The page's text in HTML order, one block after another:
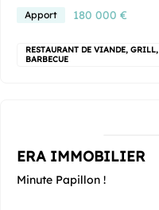
Apport 180 000 €
RESTAURANT DE VIANDE, GRILL,
BARBECUE
ERA IMMOBILIER
Minute Papillon !